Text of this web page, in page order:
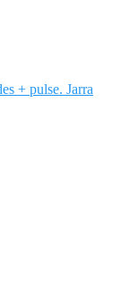
+ pulse. Jarra